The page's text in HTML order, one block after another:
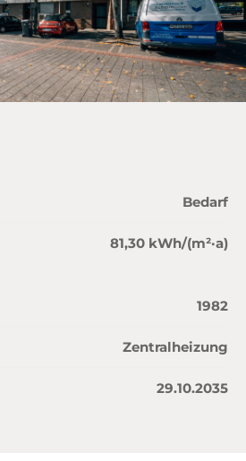
Bedarf
81,30 kWh/(m²·a)
1982
Zentralheizung
29.10.2035